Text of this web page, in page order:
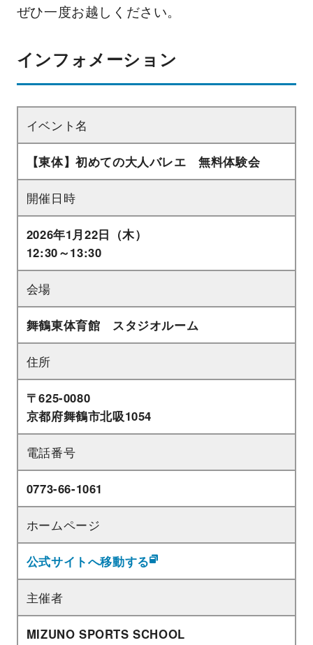
ぜひ一度お越しください。
インフォメーション
イベント名
【東体】初めての大人バレエ 無料体験会
開催日時
2026年1月22日（木）
12:30～13:30
会場
舞鶴東体育館 スタジオルーム
住所
〒625-0080
京都府舞鶴市北吸1054
電話番号
0773-66-1061
ホームページ
公式サイトへ移動する
主催者
MIZUNO SPORTS SCHOOL